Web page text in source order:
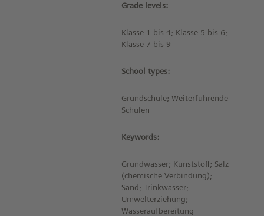
Grade levels:
Klasse 1 bis 4; Klasse 5 bis 6;
Klasse 7 bis 9
School types:
Grundschule; Weiterführende
Schulen
Keywords:
Grundwasser; Kunststoff; Salz
(chemische Verbindung);
Sand; Trinkwasser;
Umwelterziehung;
Wasseraufbereitung